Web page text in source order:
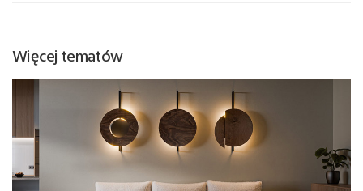
Więcej tematów